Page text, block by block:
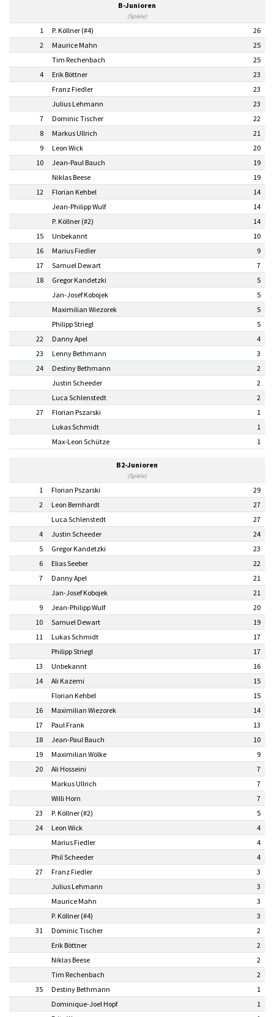
B-Junioren
(Spiele)
1 P. Köllner (#4)
26
2
Maurice Mahn
25
Tim Rechenbach
25
4
Erik Böttner
23
Franz Fiedler
23
Julius Lehmann
23
7
Dominic Tischer
22
8
Markus Ullrich
21
9
Leon Wick
20
10
Jean-Paul Bauch
19
Niklas Beese
19
12
Florian Kehbel
14
Jean-Philipp Wulf
14
P. Köllner (#2)
14
15
Unbekannt
10
16
Marius Fiedler
9
17
Samuel Dewart
7
18
Gregor Kandetzki
5
Jan-Josef Kobojek
5
Maximilian Wiezorek
5
Philipp Striegl
5
22
Danny Apel
4
23
Lenny Bethmann
3
24
Destiny Bethmann
2
Justin Scheeder
2
Luca Schlenstedt
2
27
Florian Pszarski
1
Lukas Schmidt
1
Max-Leon Schütze
1
B2-Junioren
(Spiele)
1 Florian Pszarski
29
2
Leon Bernhardt
27
Luca Schlenstedt
27
4
Justin Scheeder
24
5
Gregor Kandetzki
23
6
Elias Seeber
22
7
Danny Apel
21
Jan-Josef Kobojek
21
9
Jean-Philipp Wulf
20
10
Samuel Dewart
19
11
Lukas Schmidt
17
Philipp Striegl
17
13
Unbekannt
16
14
Ali Kazemi
15
Florian Kehbel
15
16
Maximilian Wiezorek
14
17
Paul Frank
13
18
Jean-Paul Bauch
10
19
Maximilian Wölke
9
20
Ali Hosseini
7
Markus Ullrich
7
Willi Horn
7
23
P. Köllner (#2)
5
24
Leon Wick
4
Marius Fiedler
4
Phil Scheeder
4
27
Franz Fiedler
3
Julius Lehmann
3
Maurice Mahn
3
P. Köllner (#4)
3
31
Dominic Tischer
2
Erik Böttner
2
Niklas Beese
2
Tim Rechenbach
2
35
Destiny Bethmann
1
Dominique-Joel Hopf
1